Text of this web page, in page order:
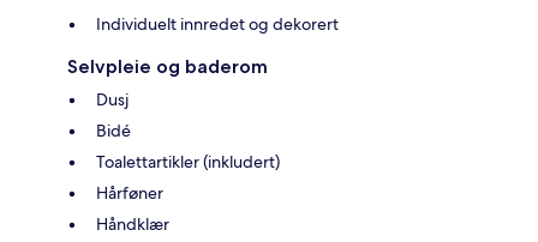
Individuelt innredet og dekorert
Selvpleie og baderom
Dusj
Bidé
Toalettartikler (inkludert)
Hårføner
Håndklær